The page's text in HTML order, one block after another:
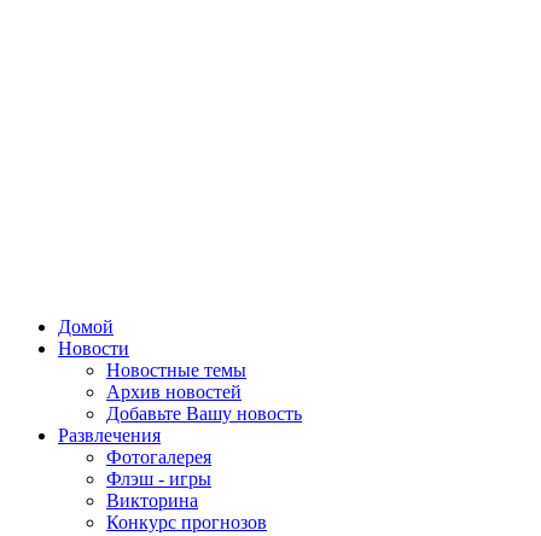
Домой
Новости
Новостные темы
Архив новостей
Добавьте Вашу новость
Развлечения
Фотогалерея
Флэш - игры
Викторина
Конкурс прогнозов